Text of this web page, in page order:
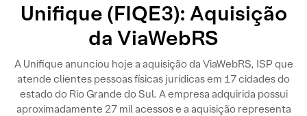
Unifique (FIQE3): Aquisição
da ViaWebRS
A Unifique anunciou hoje a aquisição da ViaWebRS, ISP que
atende clientes pessoas físicas jurídicas em 17 cidades do
estado do Rio Grande do Sul. A empresa adquirida possui
aproximadamente 27 mil acessos e a aquisição representa